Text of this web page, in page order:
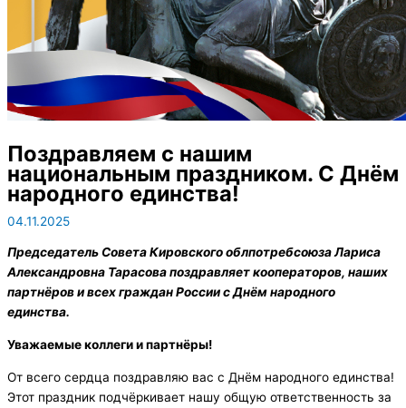
Поздравляем с нашим
национальным праздником. С Днём
народного единства!
04.11.2025
Председатель Совета Кировского облпотребсоюза Лариса
Александровна Тарасова поздравляет кооператоров, наших
партнёров и всех граждан России с Днём народного
единства.
Уважаемые коллеги и партнёры!
От всего сердца поздравляю вас с Днём народного единства!
Этот праздник подчёркивает нашу общую ответственность за